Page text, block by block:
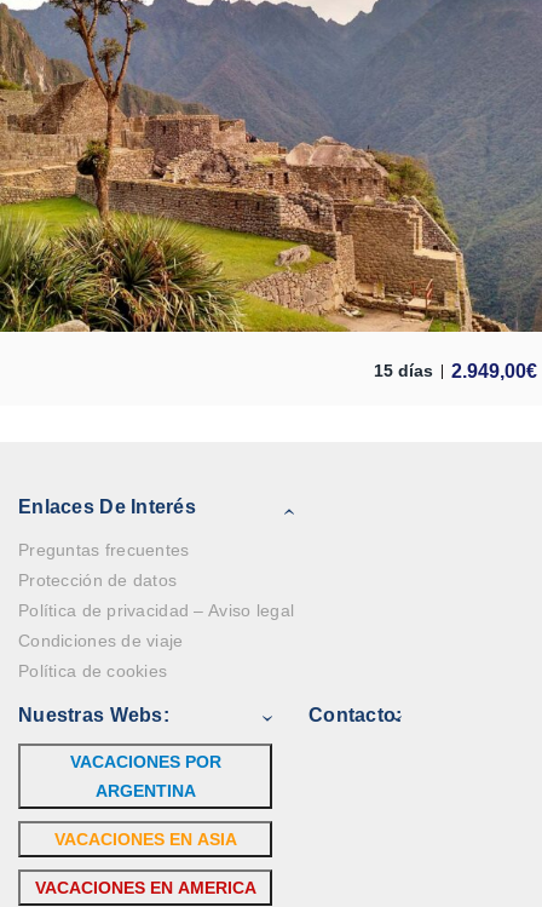
15 días 2.949,00€
Enlaces De Interés
Preguntas frecuentes
Protección de datos
Política de privacidad – Aviso legal
Condiciones de viaje
Política de cookies
Nuestras Webs:
VACACIONES POR
ARGENTINA
VACACIONES EN ASIA
VACACIONES EN AMERICA
Contacto: